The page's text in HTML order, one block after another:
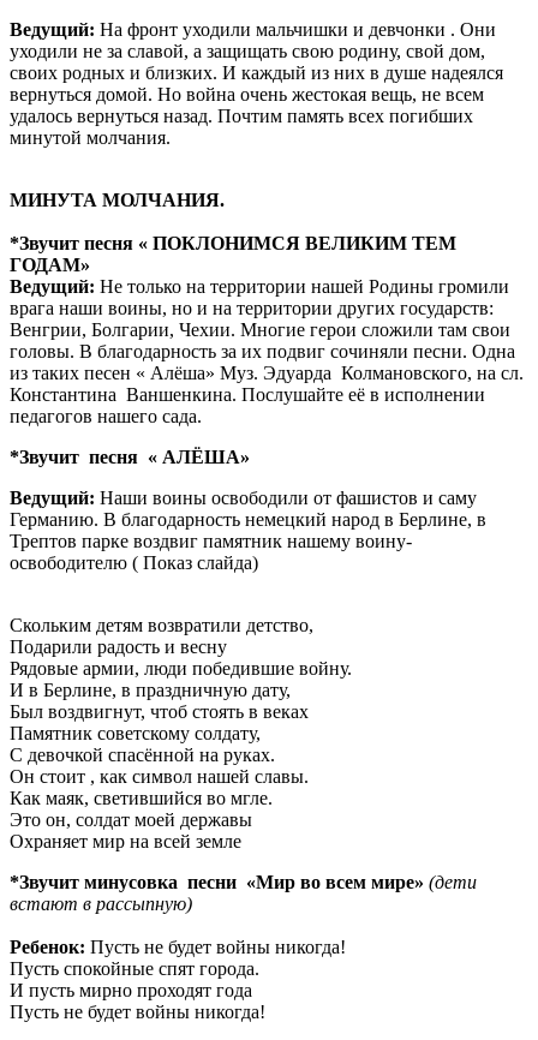
Ведущий: На фронт уходили мальчишки и девчонки . Они
уходили не за славой, а защищать свою родину, свой дом,
своих родных и близких. И каждый из них в душе надеялся
вернуться домой. Но война очень жестокая вещь, не всем
удалось вернуться назад. Почтим память всех погибших
минутой молчания.
МИНУТА МОЛЧАНИЯ.
*Звучит песня « ПОКЛОНИМСЯ ВЕЛИКИМ ТЕМ
ГОДАМ»
Ведущий: Не только на территории нашей Родины громили
врага наши воины, но и на территории других государств:
Венгрии, Болгарии, Чехии. Многие герои сложили там свои
головы. В благодарность за их подвиг сочиняли песни. Одна
из таких песен « Алёша» Муз. Эдуарда Колмановского, на сл.
Константина Ваншенкина. Послушайте её в исполнении
педагогов нашего сада.
*Звучит песня « АЛЁША»
Ведущий: Наши воины освободили от фашистов и саму
Германию. В благодарность немецкий народ в Берлине, в
Трептов парке воздвиг памятник нашему воину-
освободителю ( Показ слайда)
Скольким детям возвратили детство,
Подарили радость и весну
Рядовые армии, люди победившие войну.
И в Берлине, в праздничную дату,
Был воздвигнут, чтоб стоять в веках
Памятник советскому солдату,
С девочкой спасённой на руках.
Он стоит , как символ нашей славы.
Как маяк, светившийся во мгле.
Это он, солдат моей державы
Охраняет мир на всей земле
*Звучит минусовка песни «Мир во всем мире» (дети
встают в рассыпную)
Ребенок: Пусть не будет войны никогда!
Пусть спокойные спят города.
И пусть мирно проходят года
Пусть не будет войны никогда!